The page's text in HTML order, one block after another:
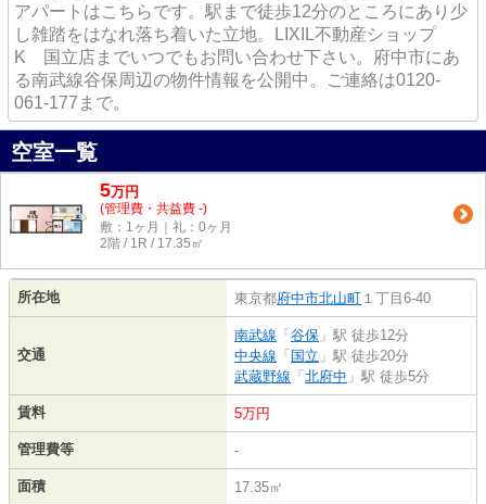
アパートはこちらです。駅まで徒歩12分のところにあり少
し雑踏をはなれ落ち着いた立地。LIXIL不動産ショップ
K 国立店までいつでもお問い合わせ下さい。府中市にあ
る南武線谷保周辺の物件情報を公開中。ご連絡は0120-
061-177まで。
空室一覧
5万円
(管理費・共益費 -)
敷：1ヶ月｜礼：0ヶ月
2階 / 1R / 17.35㎡
所在地 東京都府中市北山町 １丁目6-40
交通
南武線 「 谷保 」駅 徒歩12分
中央線 「 国立 」駅 徒歩20分
武蔵野線 「 北府中 」駅 徒歩5分
賃料 5万円
管理費等 -
面積 17.35㎡